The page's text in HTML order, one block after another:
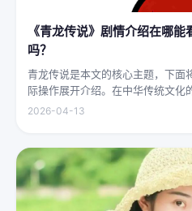
《青龙传说》剧情介绍在哪
吗？
青龙传说是本文的核心主题，下面
际操作展开介绍。在中华传统文化
璨夺目的明珠，它与白虎、朱雀、
2026-04-13